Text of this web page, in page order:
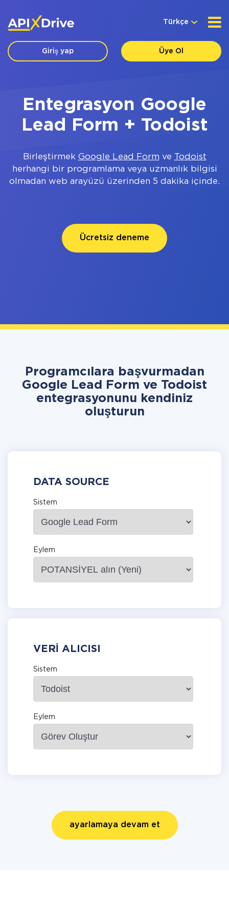
Türkçe
Giriş yap Üye Ol
Entegrasyon Google
Lead Form + Todoist
Birleştirmek Google Lead Form ve
Todoist
herhangi bir programlama veya uzmanlık bilgisi
olmadan web arayüzü üzerinden 5 dakika içinde.
Ücretsiz deneme
Programcılara başvurmadan
Google Lead Form ve Todoist
entegrasyonunu kendiniz
oluşturun
DATA SOURCE
Sistem
Eylem
VERI ALICISI
Sistem
Eylem
ayarlamaya devam et